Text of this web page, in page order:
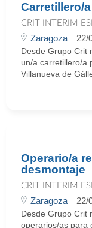
Carretillero/
CRIT INTERIM
Zaragoza 22/
Desde Grupo Crit
un/a carretillero/a
Villanueva de
Operario/a
desmontaje
CRIT INTERIM
Zaragoza 22/
Desde Grupo Crit
operarios/as para